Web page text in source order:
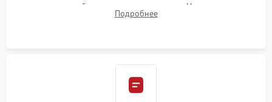
проверкой равномерности зазоров. Нанесение
термостойкого герметика или укладка уплотнительной
Подробнее